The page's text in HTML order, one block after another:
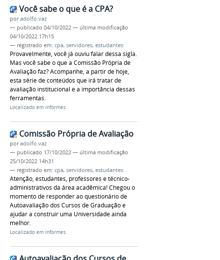
Você sabe o que é a CPA?
poradolfo.vaz
— publicado 04/10/2022 — última modificação
04/10/2022 17h15
— registrado em: cpa, servidores, estudantes
Provavelmente, você já ouviu falar dessa sigla.
Mas você sabe o que a Comissão Própria de
Avaliação faz? Acompanhe, a partir de hoje,
esta série de conteúdos que irá tratar de
avaliação institucional e a importância dessas
ferramentas.
Localizado em Informes
Comissão Própria de Avaliação
poradolfo.vaz
— publicado 17/10/2022 — última modificação
25/10/2022 14h31
— registrado em: cpa, servidores, estudantes
Atenção, estudantes, professores e técnico-
administrativos da área acadêmica! Chegou o
momento de responder ao questionário de
Autoavaliação dos Cursos de Graduação e
ajudar a construir uma Universidade ainda
melhor.
Localizado em Informes